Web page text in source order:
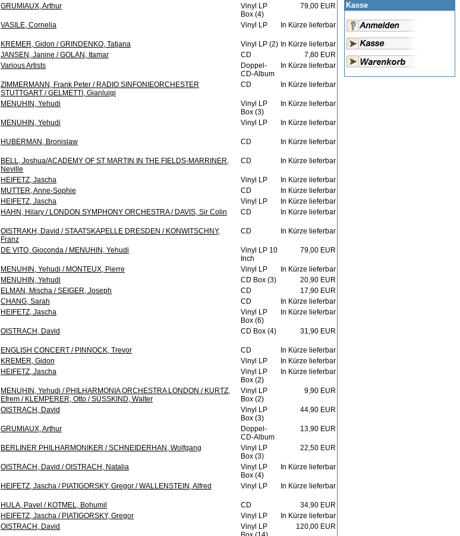
GRUMIAUX, Arthur
Vinyl LP
Box (4)
79,00 EUR
VASILE, Cornelia Vinyl LP In Kürze lieferbar
KREMER, Gidon / GRINDENKO, Tatjana Vinyl LP (2) In Kürze lieferbar
JANSEN, Janine / GOLAN, Itamar CD
7,80 EUR
Various Artists
Doppel-
CD-Album
In Kürze lieferbar
ZIMMERMANN, Frank Peter / RADIO SINFONIEORCHESTER
STUTTGART / GELMETTI, Gianluigi
CD In Kürze lieferbar
MENUHIN, Yehudi
Vinyl LP
Box (3)
In Kürze lieferbar
MENUHIN, Yehudi Vinyl LP In Kürze lieferbar
HUBERMAN, Bronislaw CD In Kürze lieferbar
BELL, Joshua/ACADEMY OF ST MARTIN IN THE FIELDS-MARRINER,
Neville
CD In Kürze lieferbar
HEIFETZ, Jascha Vinyl LP
In Kürze lieferbar
MUTTER, Anne-Sophie CD
In Kürze lieferbar
HEIFETZ, Jascha Vinyl LP
In Kürze lieferbar
HAHN, Hilary / LONDON SYMPHONY ORCHESTRA / DAVIS, Sir Colin CD In Kürze lieferbar
OISTRAKH, David / STAATSKAPELLE DRESDEN / KONWITSCHNY,
Franz
CD In Kürze lieferbar
DE VITO, Gioconda / MENUHIN, Yehudi
Vinyl LP 10
Inch
79,00 EUR
MENUHIN, Yehudi / MONTEUX, Pierre Vinyl LP
In Kürze lieferbar
MENUHIN, Yehudi CD Box (3)
20,90 EUR
ELMAN, Mischa / SEIGER, Joseph CD
17,90 EUR
CHANG, Sarah CD
In Kürze lieferbar
HEIFETZ, Jascha
Vinyl LP
Box (6)
In Kürze lieferbar
OISTRACH, David CD Box (4) 31,90 EUR
ENGLISH CONCERT / PINNOCK, Trevor CD
In Kürze lieferbar
KREMER, Gidon Vinyl LP
In Kürze lieferbar
HEIFETZ, Jascha
Vinyl LP
Box (2)
In Kürze lieferbar
MENUHIN, Yehudi / PHILHARMONIA ORCHESTRA LONDON / KURTZ,
Efrem / KLEMPERER, Otto / SÜSSKIND, Walter
Vinyl LP
Box (2)
9,90 EUR
OISTRACH, David
Vinyl LP
Box (3)
44,90 EUR
GRUMIAUX, Arthur
Doppel-
CD-Album
13,90 EUR
BERLINER PHILHARMONIKER / SCHNEIDERHAN, Wolfgang
Vinyl LP
Box (3)
22,50 EUR
OISTRACH, David / OISTRACH, Natalia
Vinyl LP
Box (4)
In Kürze lieferbar
HEIFETZ, Jascha / PIATIGORSKY, Gregor / WALLENSTEIN, Alfred Vinyl LP In Kürze lieferbar
HULA, Pavel / KOTMEL, Bohumil CD
34,90 EUR
HEIFETZ, Jascha / PIATIGORSKY, Gregor Vinyl LP
In Kürze lieferbar
OISTRACH, David
Vinyl LP
120,00 EUR
Kasse